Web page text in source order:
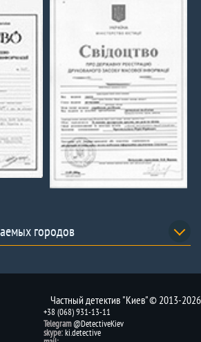
городов
Частный детектив "Киев" © 2013-2026
+38 (068) 931-13-11
Telegram @DetectiveKiev
skype:ki.detective